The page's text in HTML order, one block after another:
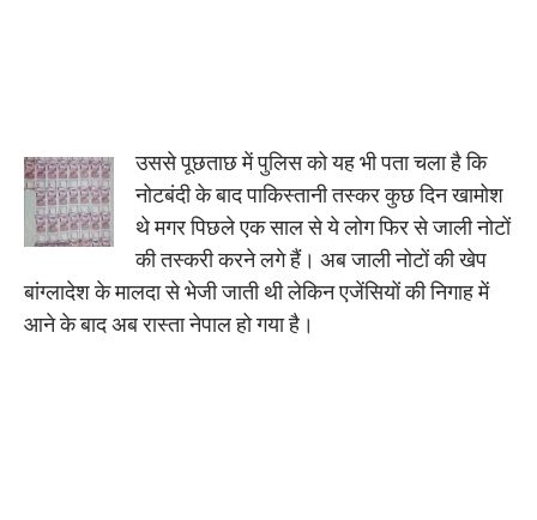
उससे पूछताछ में पुलिस को यह भी पता चला है कि
नोटबंदी के बाद पाकिस्तानी तस्कर कुछ दिन खामोश
थे मगर पिछले एक साल से ये लोग फिर से जाली नोटों
की तस्करी करने लगे हैं। अब जाली नोटों की खेप
बांग्लादेश के मालदा से भेजी जाती थी लेकिन एजेंसियों की निगाह में
आने के बाद अब रास्ता नेपाल हो गया है।